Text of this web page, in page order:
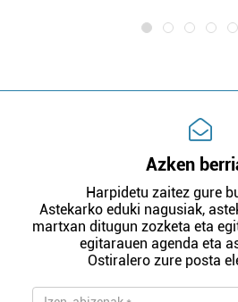
Azken
Harpidetu zaitez gure
Astekarko eduki nagusiak,
martxan ditugun zozketa eta
egitarauen agenda eta
Ostiralero zure posta